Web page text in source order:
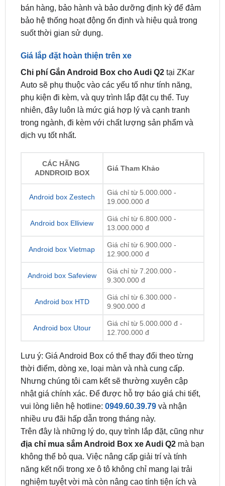
suốt thời gian sử dụng.
Giá lắp đặt hoàn thiện trên xe
Auto sẽ phụ thuộc vào các yếu tố như tính năng,
phụ kiện đi kèm, và quy trình lắp đặt cụ thể. Tuy
nhiên, đây luôn là mức giá hợp lý và cạnh tranh
trong ngành, đi kèm với chất lượng sản phẩm và
dịch vụ tốt nhất.
CÁC HÃNG
Android box Zestech
Giá chỉ từ 5.000.000 -
Android box Elliview
Giá chỉ từ 6.800.000 -
13.000.000 đ
Android box Vietmap
Giá chỉ từ 6.900.000 -
12.900.000 đ
Android box Safeview
Giá chỉ từ 7.200.000 -
9.300.000 đ
Android box HTD
Giá chỉ từ 6.300.000 -
9.900.000 đ
Android box Utour
Giá chỉ từ 5.000.000 đ -
12.700.000 đ
Lưu ý: Giá Android Box có thể thay đổi theo từng
Nhưng chúng tôi cam kết sẽ thường xuyên cập
nhật giá chính xác. Để được hỗ trợ báo giá chi tiết,
vui lòng liên hệ hotline:0949.60.39.79 và nhận
nhiều ưu đãi hấp dẫn trong tháng này.
Trên đây là những lý do, quy trình lắp đặt, cũng như
địa chỉ mua sắm Android Box xe Audi Q2
không thể bỏ qua. Việc nâng cấp giải trí và tính
năng kết nối trong xe ô tô không chỉ mang lại trải
nghiệm tuyệt vời mà còn nâng cao tính tiện ích và
an toàn khi di chuyển. Hãy để Android Box đưa trải
nghiệm lái xe của bạn lên một tầm cao mới!